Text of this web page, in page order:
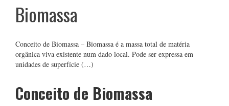
Biomassa
Conceito de Biomassa – Biomassa é a massa total de matéria
orgânica viva existente num dado local. Pode ser expressa em
unidades de superfície (…)
Conceito de Biomassa